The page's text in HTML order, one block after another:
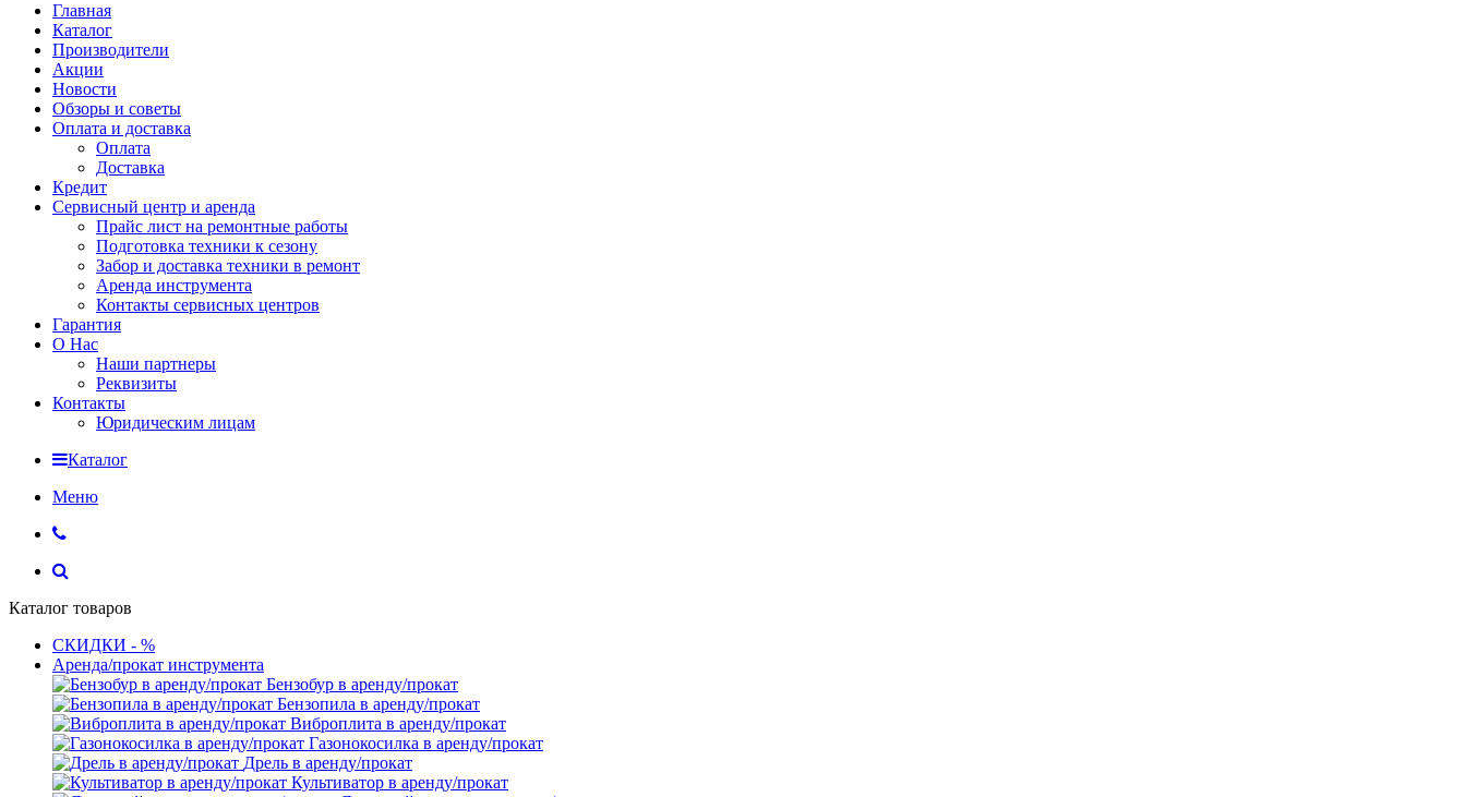
Главная
Каталог
Производители
Акции
Новости
Обзоры и советы
Оплата и доставка
Оплата
Доставка
Кредит
Сервисный центр и аренда
Прайс лист на ремонтные работы
Подготовка техники к сезону
Забор и доставка техники в ремонт
Аренда инструмента
Контакты сервисных центров
Гарантия
О Нас
Наши партнеры
Реквизиты
Контакты
Юридическим лицам
Каталог
Меню
Каталог товаров
СКИДКИ - %
Аренда/прокат инструмента
Бензобур в аренду/прокат
Бензопила в аренду/прокат
Виброплита в аренду/прокат
Газонокосилка в аренду/прокат
Дрель в аренду/прокат
Культиватор в аренду/прокат